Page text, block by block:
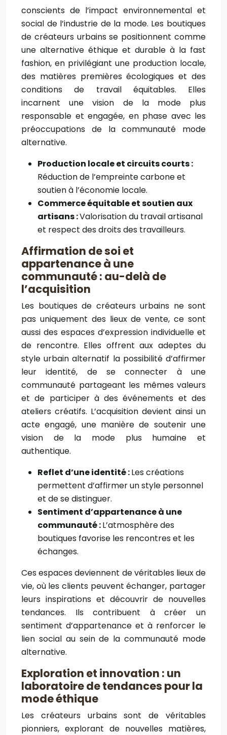
conscients de l’impact environnemental et
social de l’industrie de la mode. Les boutiques
de créateurs urbains se positionnent comme
une alternative éthique et durable à la fast
fashion, en privilégiant une production locale,
des matières premières écologiques et des
conditions de travail équitables. Elles
incarnent une vision de la mode plus
responsable et engagée, en phase avec les
préoccupations de la communauté mode
alternative.
Production locale et circuits courts :
Réduction de l’empreinte carbone et
soutien à l’économie locale.
Commerce équitable et soutien aux
artisans :Valorisation du travail artisanal
et respect des droits des travailleurs.
Affirmation de soi et
appartenance à une
communauté : au-delà de
l’acquisition
Les boutiques de créateurs urbains ne sont
pas uniquement des lieux de vente, ce sont
aussi des espaces d’expression individuelle et
de rencontre. Elles offrent aux adeptes du
style urbain alternatif la possibilité d’affirmer
leur identité, de se connecter à une
communauté partageant les mêmes valeurs
et de participer à des événements et des
ateliers créatifs. L’acquisition devient ainsi un
acte engagé, une manière de soutenir une
vision de la mode plus humaine et
authentique.
Reflet d’une identité :Les créations
permettent d’affirmer un style personnel
et de se distinguer.
Sentiment d’appartenance à une
communauté :L’atmosphère des
boutiques favorise les rencontres et les
échanges.
Ces espaces deviennent de véritables lieux de
vie, où les clients peuvent échanger, partager
leurs inspirations et découvrir de nouvelles
tendances. Ils contribuent à créer un
sentiment d’appartenance et à renforcer le
lien social au sein de la communauté mode
alternative.
Exploration et innovation : un
laboratoire de tendances pour la
mode éthique
Les créateurs urbains sont de véritables
pionniers, explorant de nouvelles matières,